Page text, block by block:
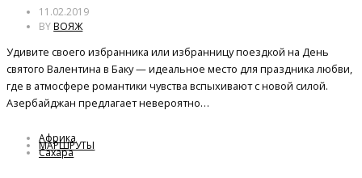
11.02.2019
BYВОЯЖ
Удивите своего избранника или избранницу поездкой на День
святого Валентина в Баку — идеальное место для праздника любви,
где в атмосфере романтики чувства вспыхивают с новой силой.
Азербайджан предлагает невероятно…
МАРШРУТЫ
Африка
Сахара